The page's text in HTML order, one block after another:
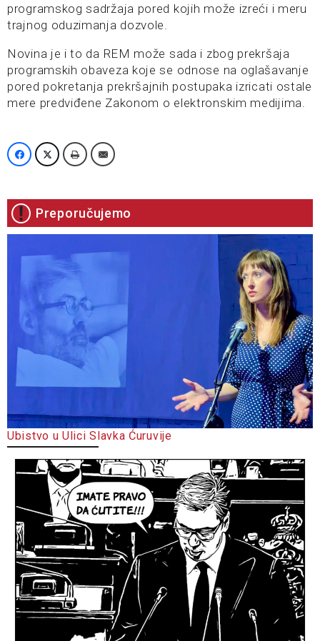
programskog sadržaja pored kojih može izreći i meru
trajnog oduzimanja dozvole.
Novina je i to da REM može sada i zbog prekršaja
programskih obaveza koje se odnose na oglašavanje
pored pokretanja prekršajnih postupaka izricati ostale
mere predviđene Zakonom o elektronskim medijima.
Preporučujemo
Ubistvo u Ulici Slavka Ćuruvije